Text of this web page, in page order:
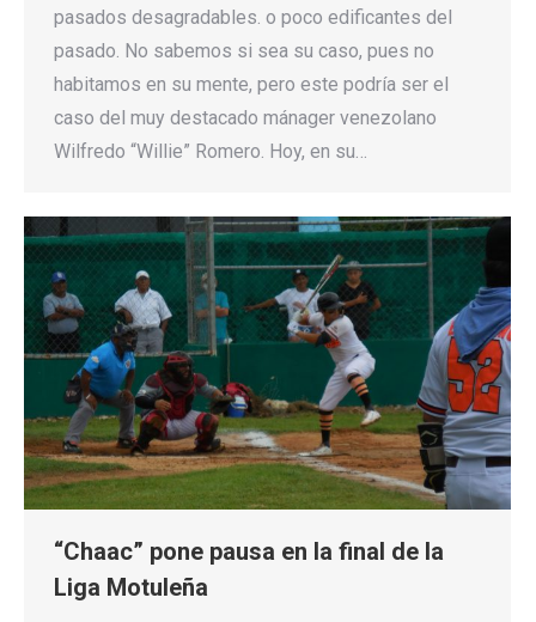
pasados desagradables. o poco edificantes del
pasado. No sabemos si sea su caso, pues no
habitamos en su mente, pero este podría ser el
caso del muy destacado mánager venezolano
Wilfredo “Willie” Romero. Hoy, en su…
“Chaac” pone pausa en la final de la
Liga Motuleña